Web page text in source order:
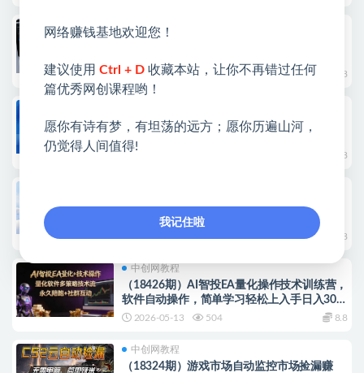
冒泡网教程
TK短视频二创搬运最新技术，操作简单，过
2026-05-13 340 8.8
26年4月最新抖音起号涨粉技术，简单操作，
3天涨1000粉，亲测有效
2026-05-13 8.8
头条托管懒人项目，每天仅需10分钟，月入
2000+，纯无脑操作，手机就能操作
8.8
中创网教程
（18426期）AI智投EA量化操作技术训练营，
软件自动操作，简单学习轻松上入手日入30-
100U
2026-05-13 504 8.8
中创网教程
（18324期）游戏市场自动监控市场捡漏赚
网络赚钱基地欢迎您！
建议使用 Ctrl + D 收藏本站，让你不再错过任何
篇优秀网创课程哟！
愿你有诗有梦，有坦荡的远方；愿你历遍山河，
仍觉得人间值得!
我记住啦